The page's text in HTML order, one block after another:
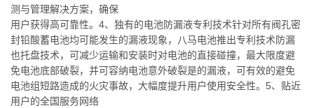
测与管理解决方案，确保
用户获得高可靠性。4、独有的电池防漏液专利技术针对所有阀孔密
封铅酸蓄电池均可能发生的漏液现象， 八马电池推出专利技术防漏
也托盘技术，可减少运输和安装时对电池的直接碰撞，最大限度避
免电池底部破裂，并可容纳电池意外破裂是的漏液，可有效的避免
电池组短路造成的火灾事故，大幅度提升用户使用安全性。5、贴近
用户的全国服务网络